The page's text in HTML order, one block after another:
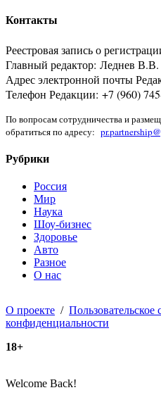
Контакты
Реестровая запись о
Главный редактор: Леднев В.В.
Адрес электронной почты
Телефон Редакции: +7 (960)
По вопросам сотрудничества и
обратиться по адресу:
Рубрики
Россия
Мир
Наука
Шоу-бизнес
Здоровье
Авто
Разное
О нас
О проекте / Пользовательское
конфиденциальности
18+
Welcome Back!